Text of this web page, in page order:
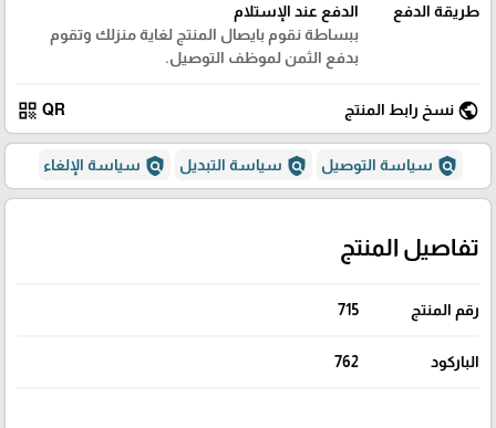
طريقة الدفع
الدفع عند الإستلام
ببساطة نقوم بايصال المنتج لغاية منزلك وتقوم
بدفع الثمن لموظف التوصيل.
public نسخ رابط المنتج QR
qr_code
policy سياسة التوصيل policy سياسة التبديل policy سياسة الإلغاء
تفاصيل المنتج
رقم المنتج 715
الباركود 762